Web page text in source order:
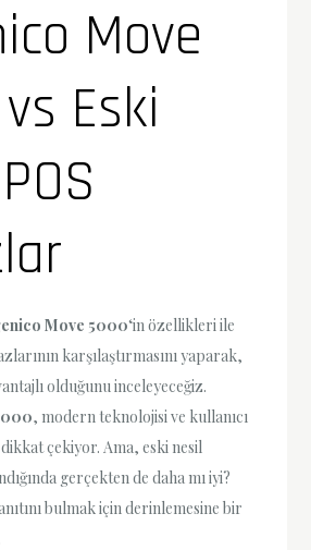
Move
Eski
Move 5000‘in özellikleri ile
karşılaştırmasını yaparak,
olduğunu inceleyeceğiz.
, modern teknolojisi ve kullanıcı
çekiyor. Ama, eski nesil
gerçekten de daha mı iyi?
bulmak için derinlemesine bir